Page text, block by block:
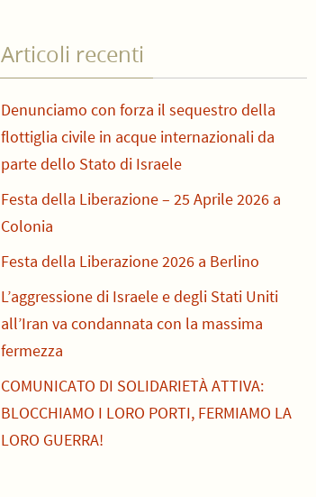
Articoli recenti
Denunciamo con forza il sequestro della
flottiglia civile in acque internazionali da
parte dello Stato di Israele
Festa della Liberazione – 25 Aprile 2026 a
Colonia
Festa della Liberazione 2026 a Berlino
L’aggressione di Israele e degli Stati Uniti
all’Iran va condannata con la massima
fermezza
COMUNICATO DI SOLIDARIETÀ ATTIVA:
BLOCCHIAMO I LORO PORTI, FERMIAMO LA
LORO GUERRA!